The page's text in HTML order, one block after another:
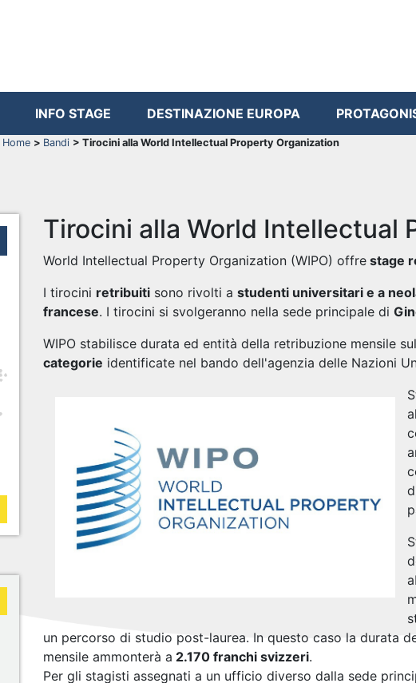
INFO STAGE DESTINAZIONE EUROPA
Home > Bandi > Tirocini alla World Intellectual Property Organization
Tirocini alla World Intellectual
World Intellectual Property Organization (WIPO) offre stage
I tirocini retribuiti sono rivolti a studenti universitari e a
francese. I tirocini si svolgeranno nella sede principale di
WIPO stabilisce durata ed entità della retribuzione mensile
categorie identificate nel bando dell'agenzia delle Nazioni
un percorso di studio post-laurea. In questo caso la durata
mensile ammonterà a 2.170 franchi svizzeri.
Per gli stagisti assegnati a un ufficio diverso dalla sede